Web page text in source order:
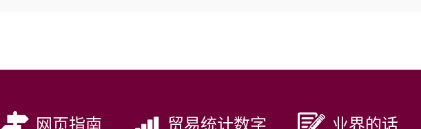
网页指南 贸易统计数字 业界的话